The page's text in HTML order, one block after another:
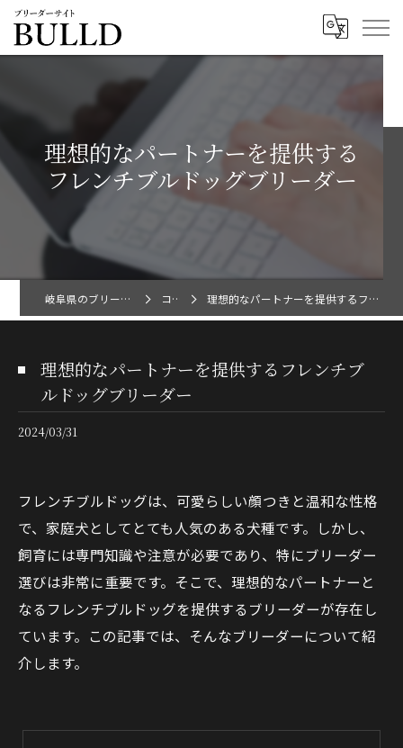
理想的なパートナーを提供する
フレンチブルドッグブリーダー
岐阜県のブリーダーならBULLD コラム 理想的なパートナーを提供するフレンチブルドッグブリーダー
理想的なパートナーを提供するフレンチブ
ルドッグブリーダー
2024/03/31
フレンチブルドッグは、可愛らしい顔つきと温和な性格
で、家庭犬としてとても人気のある犬種です。しかし、
飼育には専門知識や注意が必要であり、特にブリーダー
選びは非常に重要です。そこで、理想的なパートナーと
なるフレンチブルドッグを提供するブリーダーが存在し
ています。この記事では、そんなブリーダーについて紹
介します。